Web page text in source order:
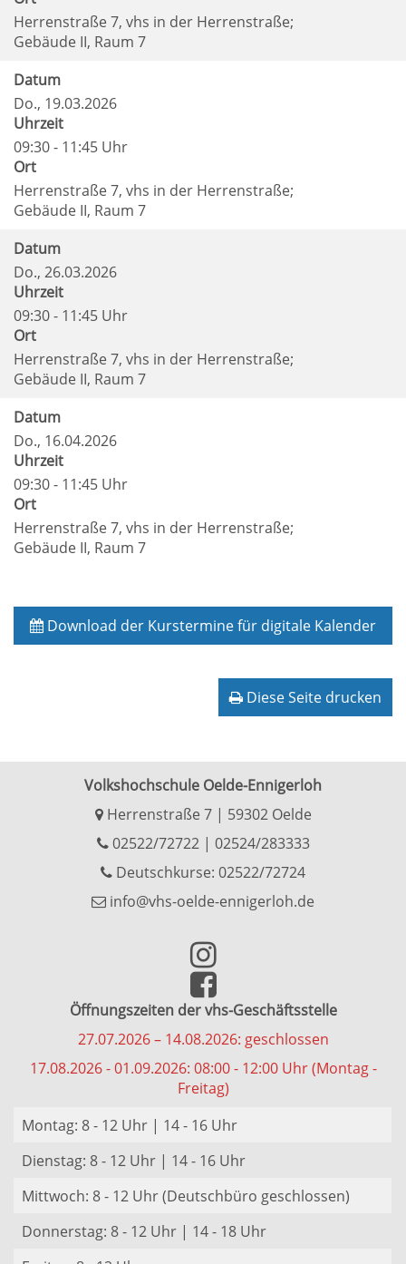
Herrenstraße 7, vhs in der Herrenstraße;
Gebäude II, Raum 7
Datum
Do., 19.03.2026
Uhrzeit
09:30 - 11:45 Uhr
Ort
Herrenstraße 7, vhs in der Herrenstraße;
Gebäude II, Raum 7
Datum
Do., 26.03.2026
Uhrzeit
09:30 - 11:45 Uhr
Ort
Herrenstraße 7, vhs in der Herrenstraße;
Gebäude II, Raum 7
Datum
Do., 16.04.2026
Uhrzeit
09:30 - 11:45 Uhr
Ort
Herrenstraße 7, vhs in der Herrenstraße;
Gebäude II, Raum 7
Download der Kurstermine für digitale Kalender
Diese Seite drucken
Volkshochschule Oelde-Ennigerloh
Herrenstraße 7 | 59302 Oelde
02522/72722| 02524/283333
Deutschkurse: 02522/72724
info@vhs-oelde-ennigerloh.de
Öffnungszeiten der vhs-Geschäftsstelle
27.07.2026 – 14.08.2026: geschlossen
17.08.2026 - 01.09.2026: 08:00 - 12:00 Uhr (Montag -
Freitag)
Montag: 8 - 12 Uhr | 14 - 16 Uhr
Dienstag: 8 - 12 Uhr | 14 - 16 Uhr
Mittwoch: 8 - 12 Uhr (Deutschbüro geschlossen)
Donnerstag: 8 - 12 Uhr | 14 - 18 Uhr